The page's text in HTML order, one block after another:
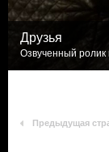
Друзья
Озвученный ролик
Предыдущая